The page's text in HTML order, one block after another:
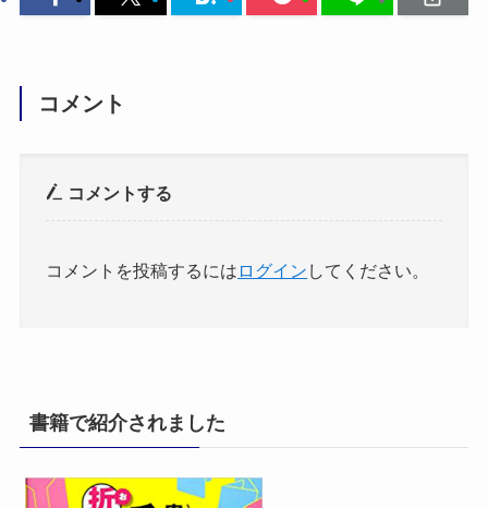
コメント
コメントする
コメントを投稿するには ログイン してください。
書籍で紹介されました